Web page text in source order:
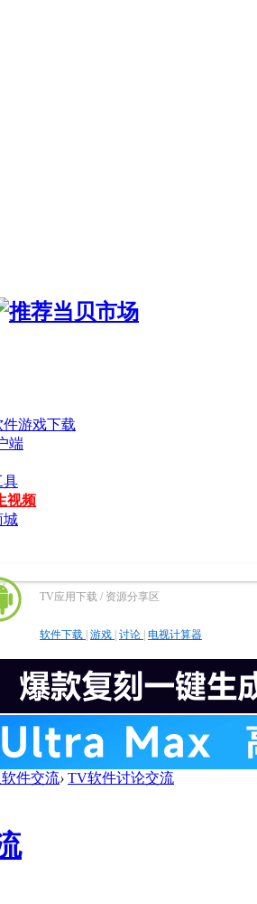
游戏下载
端
具
视频
城
TV应用下载 / 资源分享区
软件下载 | 游戏 | 讨论 | 电视计算器
件交流› TV软件讨论交流